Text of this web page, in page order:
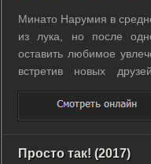
Минато Нарумия в
из лука, но после
оставить любимое
встретив новых
стрельбе и одержать
Просто так! (2017)